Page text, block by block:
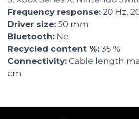
Frequency response: 20 Hz,
Driver size: 50 mm
Bluetooth: No
Recycled content %: 35 %
Connectivity: Cable length
cm